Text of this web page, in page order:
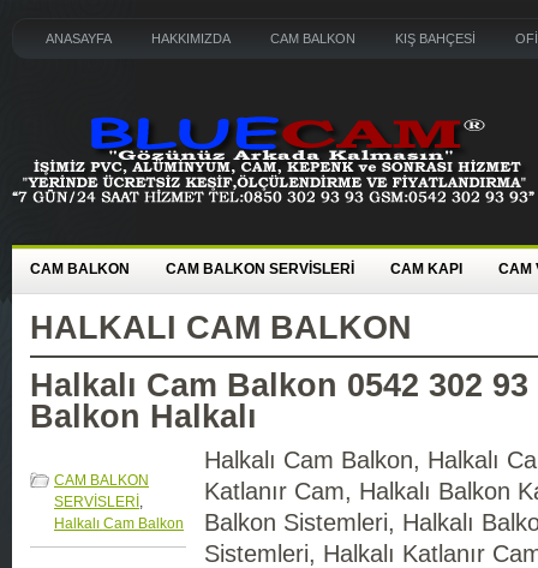
ANASAYFA HAKKIMIZDA CAM BALKON KIŞ BAHÇESİ
CAM BALKON CAM BALKON SERVİSLERİ CAM KAPI CAM
HALKALI CAM BALKON
Halkalı Cam Balkon 0542 302 93
Balkon Halkalı
CAM BALKON
SERVİSLERİ ,
Halkalı Cam Balkon
Halkalı Cam Balkon, Halkalı
Katlanır Cam, Halkalı Balkon
Balkon Sistemleri, Halkalı
Sistemleri, Halkalı Katlanır